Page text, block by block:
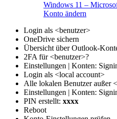
Windows 11 –
Konto ändern
Login als <benutzer>
OneDrive sichern
Übersicht über Outlook-
2FA für <benutzer>?
Einstellungen | Konten:
Login als <local account>
Alle lokalen Benutzer außer
Einstellungen | Konten:
PIN erstellt: xxxx
Reboot